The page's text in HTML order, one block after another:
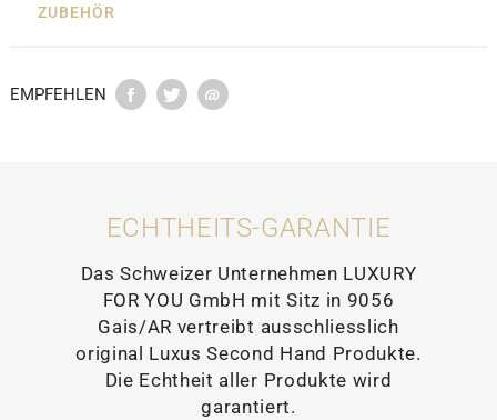
ZUBEHÖR
EMPFEHLEN
ECHTHEITS-GARANTIE
Das Schweizer Unternehmen LUXURY
FOR YOU GmbH mit Sitz in 9056
Gais/AR vertreibt ausschliesslich
original Luxus Second Hand Produkte.
Die Echtheit aller Produkte wird
garantiert.